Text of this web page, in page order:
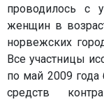
проводилось с
женщин в
норвежских
Все участницы
по май 2009 года
средств